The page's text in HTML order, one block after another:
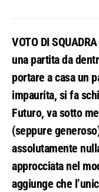
VOTO DI
una partita da
portare a casa un
impaurita, si fa
Futuro, va sotto
(seppure
assolutamente
approcciata nel
aggiunge che